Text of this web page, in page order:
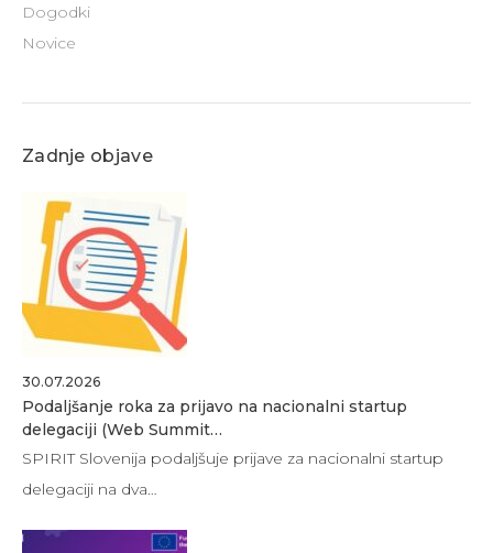
Dogodki
Novice
Zadnje objave
30.07.2026
Podaljšanje roka za prijavo na nacionalni startup
delegaciji (Web Summit…
SPIRIT Slovenija podaljšuje prijave za nacionalni startup
delegaciji na dva…